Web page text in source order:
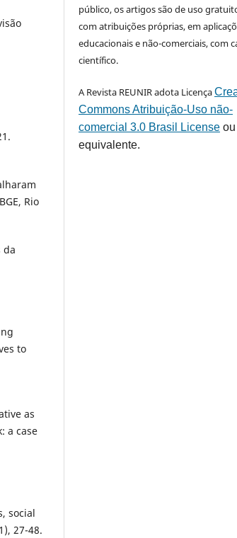
Rio
da
to
as
a case
social
27-48.
público, os artigos são de uso
com atribuições próprias, em
educacionais e não-comerciais, com
científico.
A Revista REUNIR adota Licença
Commons Atribuição-Uso não-
comercial 3.0 Brasil License
equivalente.